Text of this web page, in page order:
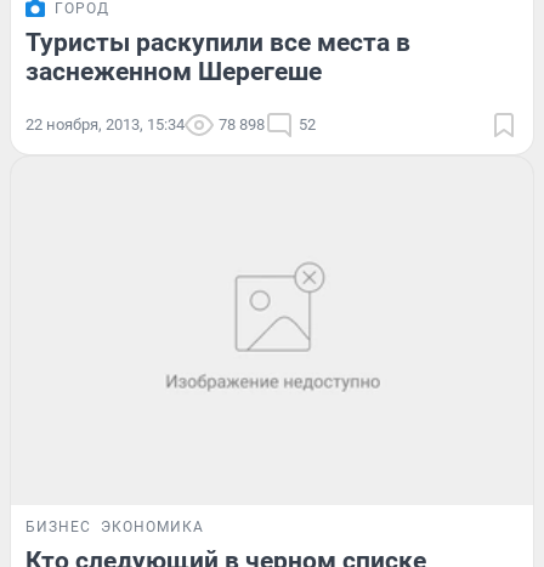
ГОРОД
Туристы раскупили все места в
заснеженном Шерегеше
22 ноября, 2013, 15:34 78 898 52
БИЗНЕС ЭКОНОМИКА
Кто следующий в черном списке